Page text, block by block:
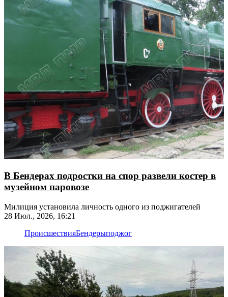
В Бендерах подростки на спор развели костер в
музейном паровозе
Милиция установила личность одного из поджигателей
28 Июл., 2026, 16:21
ПроисшествияБендерыподжог